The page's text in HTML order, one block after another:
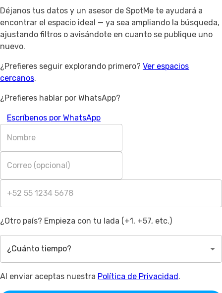
Déjanos tus datos y un asesor de SpotMe te ayudará a
encontrar el espacio ideal — ya sea ampliando la búsqueda,
ajustando filtros o avisándote en cuanto se publique uno
nuevo.
¿Prefieres seguir explorando primero? Ver espacios
cercanos.
¿Prefieres hablar por WhatsApp?
Escríbenos por WhatsApp
¿Otro país? Empieza con tu lada (+1, +57, etc.)
¿Cuánto tiempo?
Al enviar aceptas nuestra Política de Privacidad.